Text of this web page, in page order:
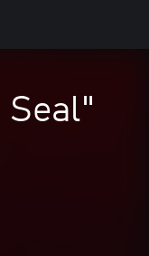
Seal"